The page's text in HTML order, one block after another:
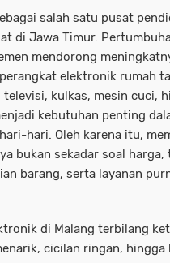
salah satu pusat
di Jawa Timur.
mendorong
elektronik rumah
kulkas, mesin cuci,
kebutuhan penting
hari. Oleh karena itu,
bukan sekadar soal
barang, serta layanan
di Malang terbilang
cicilan ringan, hingga